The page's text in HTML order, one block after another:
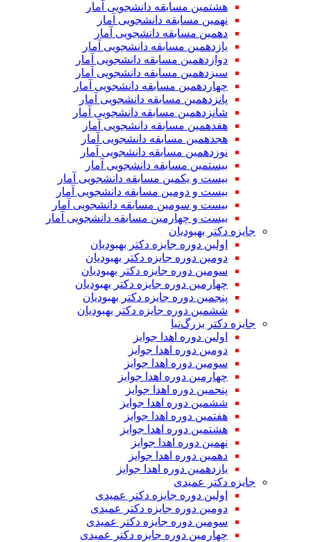
هشتمین مسابقه دانشجویی آمار
نهمین مسابقه دانشجویی آمار
دهمین مسابقه دانشجویی آمار
یازدهمین مسابقه دانشجویی آمار
دوازدهمین مسابقه دانشجویی آمار
سیزدهمین مسابقه دانشجویی آمار
چهاردهمین مسابقه دانشجویی آمار
پانزدهمین مسابقه دانشجویی آمار
شانزدهمین مسابقه دانشجویی آمار
هفدهمین مسابقه دانشجویی آمار
هجدهمین مسابقه دانشجویی آمار
نوزدهمین مسابقه دانشجویی آمار
بیستمین مسابقه دانشجویی آمار
بیست و یکمین مسابقه دانشجویی آمار
بیست و دومین مسابقه دانشجویی آمار
بیست و سومین مسابقه دانشجویی آمار
بیست و چهارمین مسابقه دانشجویی آمار
جایزه دکتر بهبودیان
اولین دوره جایزه دکتر بهبودیان
دومین دوره جایزه دکتر بهبودیان
سومین دوره جایزه دکتر بهبودیان
چهارمین دوره جایزه دکتر بهبودیان
پنجمین دوره جایزه دکتر بهبودیان
ششمین دوره جایزه دکتر بهبودیان
جایزه دکتر بزرگ‌نیا
اولین دوره اهدا جوایز
دومین دوره اهدا جوایز
سومین دوره اهدا جوایز
چهارمین دوره اهدا جوایز
پنجمین دوره اهدا جوایز
ششمین دوره اهدا جوایز
هفتمین دوره اهدا جوایز
هشتمین دوره اهدا جوایز
نهمین دوره اهدا جوایز
دهمین دوره اهدا جوایز
یازدهمین دوره اهدا جوایز
جایزه دکتر عمیدی
اولین دوره جایزه دکتر عمیدی
دومین دوره جایزه دکتر عمیدی
سومین دوره جایزه دکتر عمیدی
چهارمین دوره جایزه دکتر عمیدی